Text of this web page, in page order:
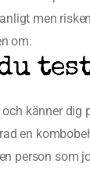
men
om.
känner dig
en
person som